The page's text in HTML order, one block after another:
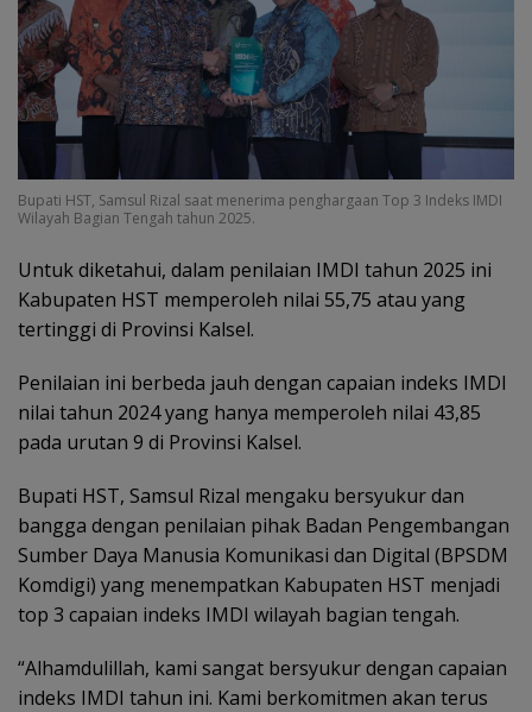
Bupati HST, Samsul Rizal saat menerima penghargaan Top 3 Indeks IMDI
Wilayah Bagian Tengah tahun 2025.
Untuk diketahui, dalam penilaian IMDI tahun 2025 ini
Kabupaten HST memperoleh nilai 55,75 atau yang
tertinggi di Provinsi Kalsel.
Penilaian ini berbeda jauh dengan capaian indeks IMDI
nilai tahun 2024 yang hanya memperoleh nilai 43,85
pada urutan 9 di Provinsi Kalsel.
Bupati HST, Samsul Rizal mengaku bersyukur dan
bangga dengan penilaian pihak Badan Pengembangan
Sumber Daya Manusia Komunikasi dan Digital (BPSDM
Komdigi) yang menempatkan Kabupaten HST menjadi
top 3 capaian indeks IMDI wilayah bagian tengah.
“Alhamdulillah, kami sangat bersyukur dengan capaian
indeks IMDI tahun ini. Kami berkomitmen akan terus